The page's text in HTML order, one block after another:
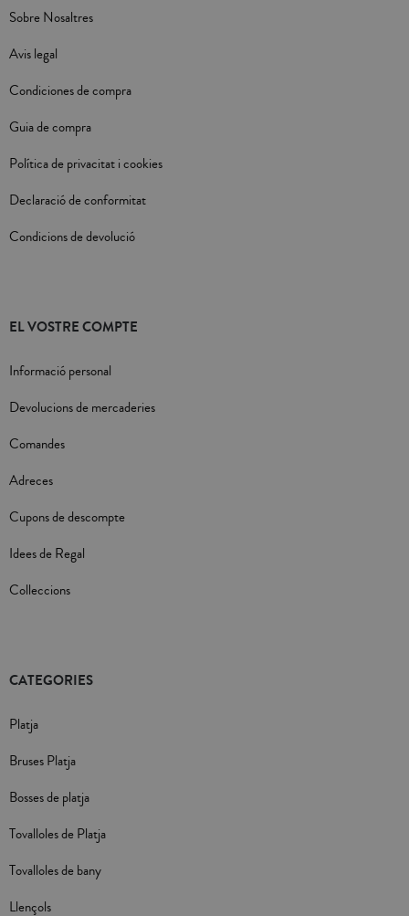
Sobre Nosaltres
Avis legal
Condiciones de compra
Guia de compra
Política de privacitat i cookies
Declaració de conformitat
Condicions de devolució
EL VOSTRE COMPTE
Informació personal
Devolucions de mercaderies
Comandes
Adreces
Cupons de descompte
Idees de Regal
Colleccions
CATEGORIES
Platja
Bruses Platja
Bosses de platja
Tovalloles de Platja
Tovalloles de bany
Llençols